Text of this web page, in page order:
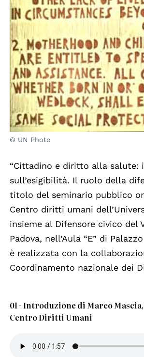
© UN Photo
“Cittadino e diritto alla salute:
sull’esigibilità. Il ruolo della
titolo del seminario pubblico
Centro diritti umani
insieme al Difensore civico del
Padova, nell’Aula “E” di
è realizzata con la
Coordinamento nazionale dei
01 - Introduzione di Marco
Centro Diritti Umani